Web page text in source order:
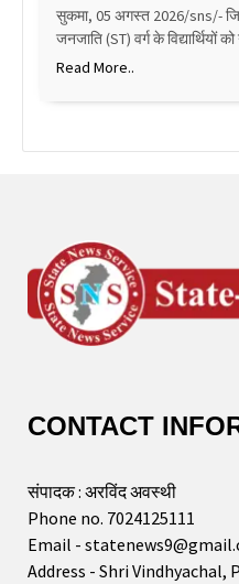
सुकमा, 05 अगस्त 2026/sns/-
जनजाति (ST) वर्ग के विद्यार्थियों
Read More..
CONTACT
संपादक : अरविंद अवस्थी
Phone no. 7024125111
Email -
Address - Shri Vindhyachal,